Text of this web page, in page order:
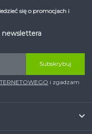
Cane-line Soft
UV i wilgoć, co
.
po deszczu.
się o promocjach i
newslettera
Subskrybuj
i zgadzam